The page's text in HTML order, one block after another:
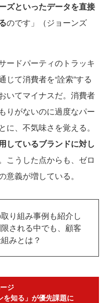
ズといったデータを直接
のです」（ジョーンズ
ードパーティのトラッキ
じて消費者を“詮索”する
いてマイナスだ。消費者
りがないのに過度なパー
、不気味さを覚える。
しているブランドに対し
こうした点からも、ゼロ
義が増している。
り組み事例も紹介し
される中でも、顧客
みとは？
ジ
を知る」が優先課題に